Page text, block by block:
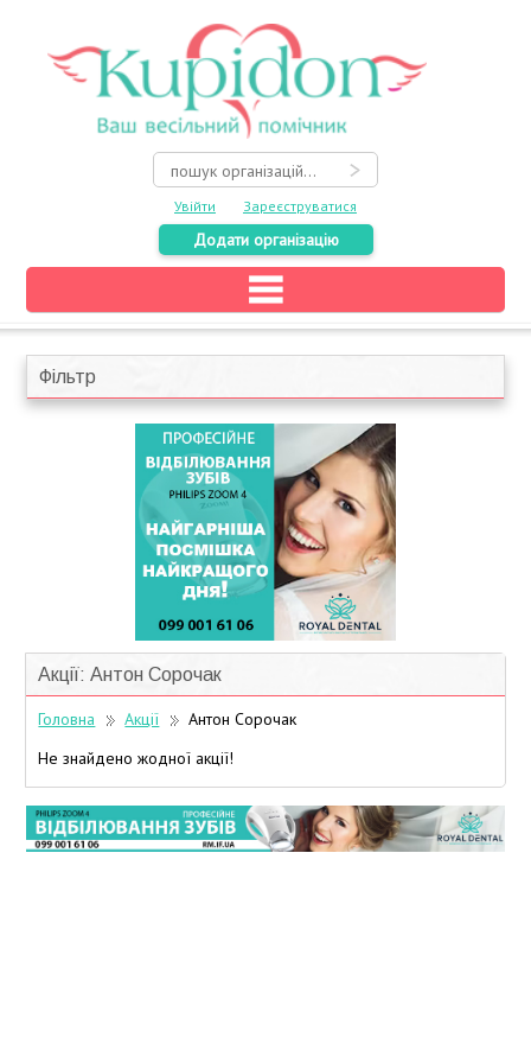
Увійти Зареєструватися
Додати організацію
Головна
Каталог
На карті
Учасники дисконтної програми
Фільтр
Акції: Антон Сорочак
Головна Акції
Антон Сорочак
Не знайдено жодної акції!